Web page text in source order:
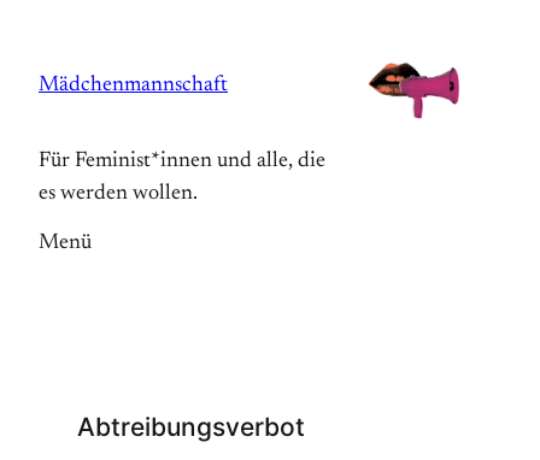
springen
Mädchenmannschaft
Für Feminist*innen und alle, die
es werden wollen.
Menü
Abtreibungsverbot